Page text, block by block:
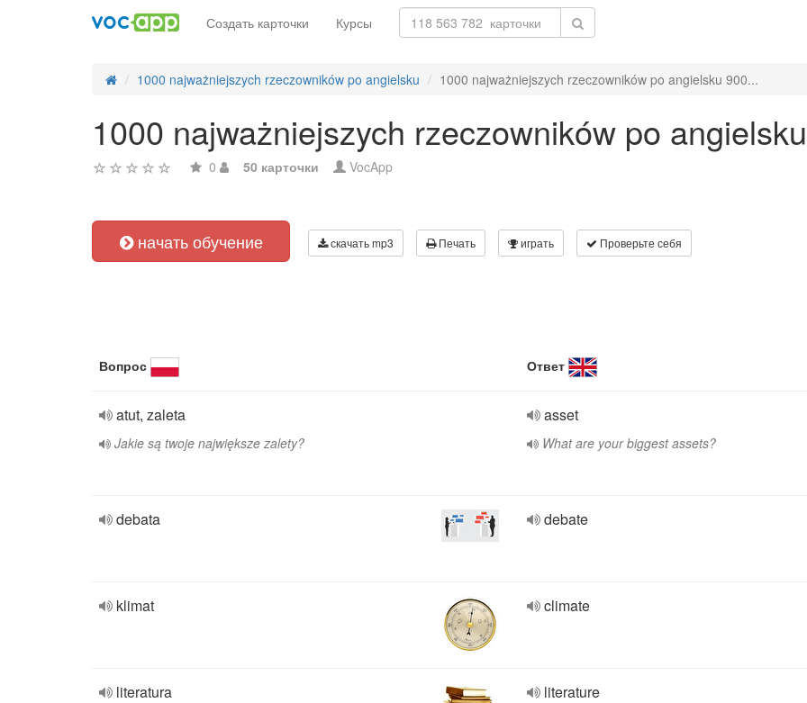
Создать карточки Курсы
1000 najważniejszych rzeczowników po angielsku 1000 najważniejszych rzeczowników po angielsku 900...
1000 najważniejszych rzeczowników po
0 50 карточки VocApp
начать обучение скачать mp3 Печать играть Проверьте себя
Вопрос Ответ
atut, zaleta
Jakie są twoje największe zalety?
asset
What are your biggest assets?
debata debate
klimat climate
literatura literature